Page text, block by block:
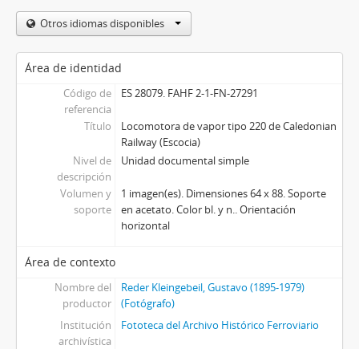
Otros idiomas disponibles
Área de identidad
Código de
referencia
ES 28079. FAHF 2-1-FN-27291
Título
Locomotora de vapor tipo 220 de Caledonian
Railway (Escocia)
Nivel de
descripción
Unidad documental simple
Volumen y
soporte
1 imagen(es). Dimensiones 64 x 88. Soporte
en acetato. Color bl. y n.. Orientación
horizontal
Área de contexto
Nombre del
productor
Reder Kleingebeil, Gustavo (1895-1979)
(Fotógrafo)
Institución
archivística
Fototeca del Archivo Histórico Ferroviario